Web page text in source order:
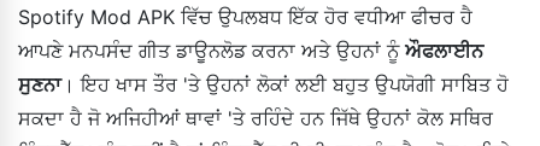
Spotify Mod APK ਵਿੱਚ ਉਪਲਬਧ ਇੱਕ ਹੋਰ ਵਧੀਆ ਫੀਚਰ ਹੈ
ਆਪਣੇ ਮਨਪਸੰਦ ਗੀਤ ਡਾਊਨਲੋਡ ਕਰਨਾ ਅਤੇ ਉਹਨਾਂ ਨੂੰ ਔਫਲਾਈਨ
ਸੁਣਨਾ। ਇਹ ਖਾਸ ਤੌਰ 'ਤੇ ਉਹਨਾਂ ਲੋਕਾਂ ਲਈ ਬਹੁਤ ਉਪਯੋਗੀ ਸਾਬਿਤ ਹੋ
ਸਕਦਾ ਹੈ ਜੋ ਅਜਿਹੀਆਂ ਥਾਵਾਂ 'ਤੇ ਰਹਿੰਦੇ ਹਨ ਜਿੱਥੇ ਉਹਨਾਂ ਕੋਲ ਸਥਿਰ